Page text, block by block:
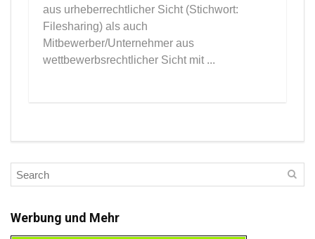
aus urheberrechtlicher Sicht (Stichwort:
Filesharing) als auch
Mitbewerber/Unternehmer aus
wettbewerbsrechtlicher Sicht mit ...
Werbung und Mehr